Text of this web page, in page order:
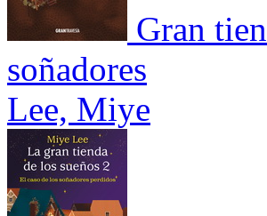
Gran
soñadores
Lee, Miye